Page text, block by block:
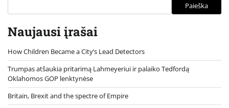
Paieška
Naujausi įrašai
How Children Became a City’s Lead Detectors
Trumpas atšaukia pritarimą Lahmeyeriui ir palaiko Tedfordą
Oklahomos GOP lenktynėse
Britain, Brexit and the spectre of Empire